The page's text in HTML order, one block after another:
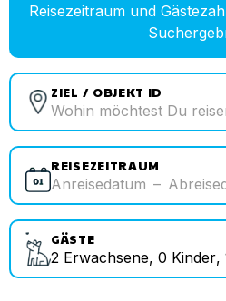
Reisezeitraum und
ZIEL / OBJEKT ID
REISEZEITRAUM
Anreisedatum –
GÄSTE
2 Erwachsene, 0 Kinder,